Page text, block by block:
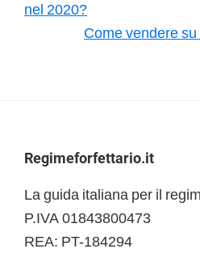
nel 2020?
Come vendere
Footer
Regimeforfettario.it
La guida italiana per il
P.IVA 01843800473
REA: PT-184294